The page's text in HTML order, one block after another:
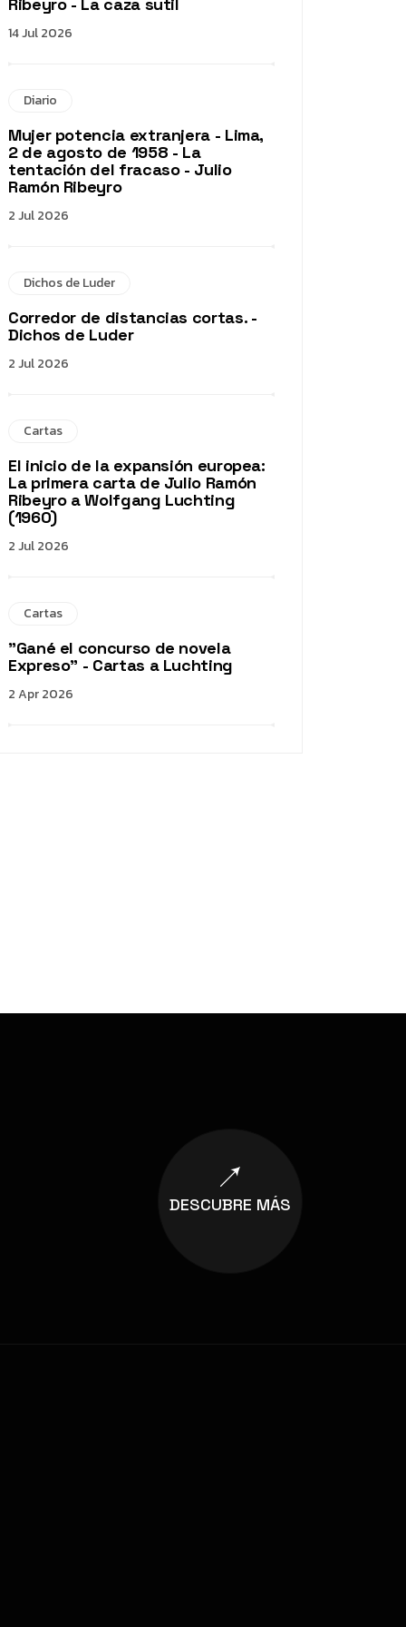
14 Jul 2026
Diario
Mujer potencia extranjera - Lima,
2 de agosto de 1958 - La
tentación del fracaso - Julio
Ramón Ribeyro
2 Jul 2026
Dichos de Luder
Corredor de distancias cortas. -
Dichos de Luder
2 Jul 2026
Cartas
El inicio de la expansión europea:
La primera carta de Julio Ramón
Ribeyro a Wolfgang Luchting
(1960)
2 Jul 2026
Cartas
"Gané el concurso de novela
Expreso" - Cartas a Luchting
2 Apr 2026
DESCUBRE MÁS